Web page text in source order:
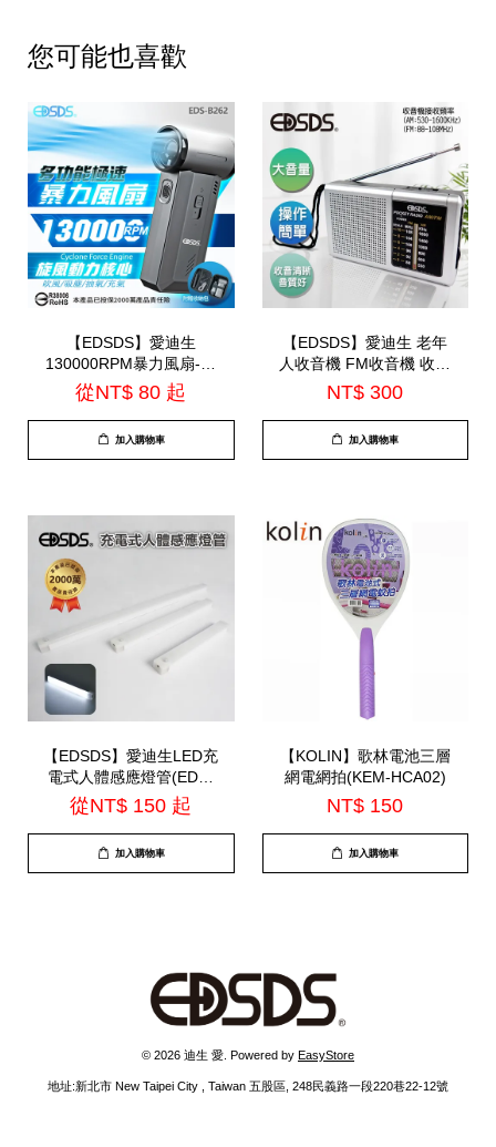
您可能也喜歡
【EDSDS】愛迪生
130000RPM暴力風扇-附
贈收納包(EDS-
B262)=TS-B2016
從NT$ 80 起
加入購物車
【EDSDS】愛迪生 老年
人收音機 FM收音機 收音
機外接麥風(EDS-C474)
NT$ 300
加入購物車
【EDSDS】愛迪生LED充
電式人體感應燈管(EDS-
G5020 / EDS-G3020 /
EDS-G2020)
從NT$ 150 起
加入購物車
【KOLIN】歌林電池三層
網電網拍(KEM-HCA02)
NT$ 150
加入購物車
© 2026 迪生 愛. Powered by EasyStore
地址:新北市 New Taipei City , Taiwan 五股區, 248民義路一段220巷22-12號